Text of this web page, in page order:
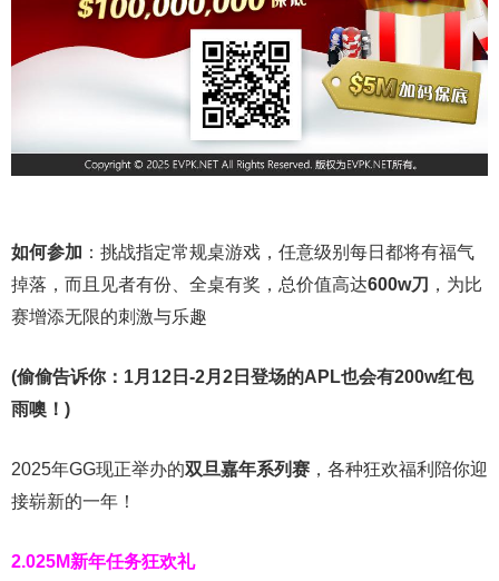
如何参加 ：挑战指定常规桌游戏，任意级别每日都将有福气
掉落，而且见者有份、全桌有奖，总价值高达600w刀 ，为比
赛增添无限的刺激与乐趣
(偷偷告诉你：1月12日-2月2日登场的APL也会有200w红包
雨噢！)
2025年GG现正举办的双旦嘉年系列赛 ，各种狂欢福利陪你迎
接崭新的一年！
2.025M新年任务狂欢礼